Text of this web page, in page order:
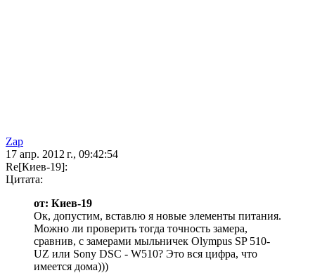
Zap
17 апр. 2012 г., 09:42:54
Re[Киев-19]:
Цитата:
от: Киев-19
Ок, допустим, вставлю я новые элементы питания.
Можно ли проверить тогда точность замера,
сравнив, с замерами мыльничек Olympus SP 510-
UZ или Sony DSC - W510? Это вся цифра, что
имеется дома)))